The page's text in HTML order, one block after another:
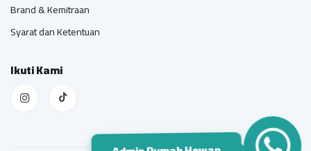
Brand & Kemitraan
Syarat dan Ketentuan
Ikuti Kami